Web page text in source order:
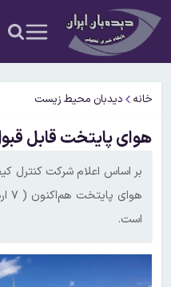
خانه دیدبان محیط زیست
هوای پایتخت قابل
بر اساس اعلام شرکت کنترل
است.